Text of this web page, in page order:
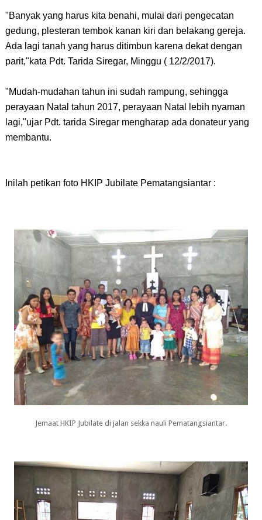
"Banyak yang harus kita benahi, mulai dari pengecatan
gedung, plesteran tembok kanan kiri dan belakang gereja.
Ada lagi tanah yang harus ditimbun karena dekat dengan
parit,"kata Pdt. Tarida Siregar, Minggu ( 12/2/2017).
"Mudah-mudahan tahun ini sudah rampung, sehingga
perayaan Natal tahun 2017, perayaan Natal lebih nyaman
lagi,"ujar Pdt. tarida Siregar mengharap ada donateur yang
membantu.
Inilah petikan foto HKIP Jubilate Pematangsiantar :
Jemaat HKIP Jubilate di jalan sekka nauli Pematangsiantar.